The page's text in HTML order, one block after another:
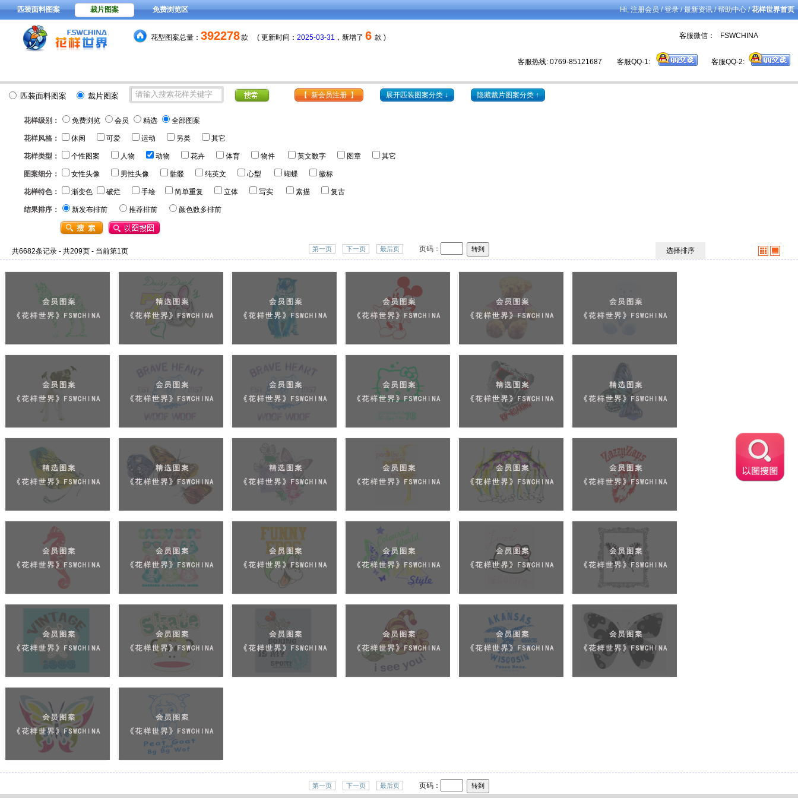
匹装面料图案 裁片图案 免费浏览区 Hi,注册会员/登录/最新资讯/帮助中心/花样世界首页
花型图案总量： 392278款 ( 更新时间： 2025-03-31 ，新增了 6 款 ) 客服微信： FSWCHINA
客服热线: 0769-85121687 客服QQ-1: 客服QQ-2:
匹装面料图案 裁片图案 【 新会员注册 】 展开匹装图案分类 ↓ 隐藏裁片图案分类 ↑
花样级别： 免费浏览 会员 精选 全部图案
花样风格： 休闲 可爱 运动 另类 其它
花样类型： 个性图案 人物 动物 花卉 体育 物件 英文数字 图章 其它
图案细分： 女性头像 男性头像 骷髅 纯英文 心型 蝴蝶 徽标
花样特色： 渐变色 破烂 手绘 简单重复 立体 写实 素描 复古
结果排序： 新发布排前 推荐排前 颜色数多排前
共6682条记录 - 共209页 - 当前第1页 选择排序
第一页 下一页 最后页 页码：
第一页 下一页 最后页 页码：